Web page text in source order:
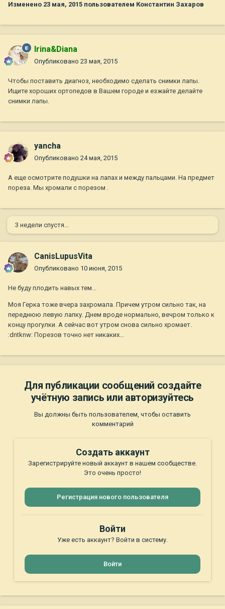
Изменено 23 мая, 2015 пользователем Константин Захаров
Irina&Diana
Опубликовано 23 мая, 2015
Чтобы поставить диагноз, необходимо сделать снимки лапы.
Ищите хороших ортопедов в Вашем городе и езжайте делайте
снимки лапы.
yancha
Опубликовано 24 мая, 2015
А еще осмотрите подушки на лапах и между пальцами. На предмет
пореза. Мы хромали с порезом .
3 недели спустя...
CanisLupusVita
Опубликовано 10 июня, 2015
Не буду плодить навых тем...
Моя Герка тоже вчера захромала. Причем утром сильно так, на
переднюю левую лапку. Днем вроде нормально, вечром только к
концу прогулки. А сейчас вот утром снова сильно хромает.
:dntknw: Порезов точно нет никаких...
Для публикации сообщений создайте
учётную запись или авторизуйтесь
Вы должны быть пользователем, чтобы оставить
комментарий
Создать аккаунт
Зарегистрируйте новый аккаунт в нашем сообществе.
Это очень просто!
Регистрация нового пользователя
Войти
Уже есть аккаунт? Войти в систему.
Войти